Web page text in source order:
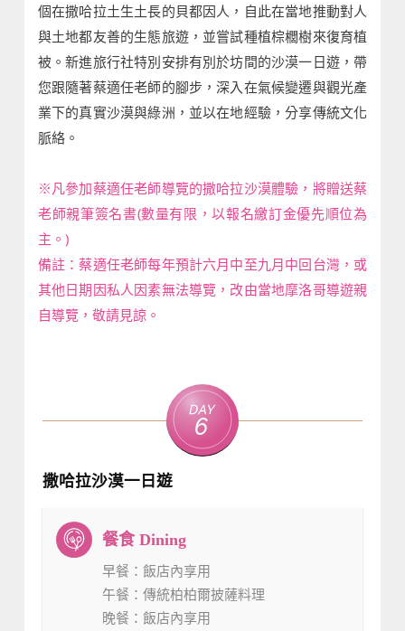
個在撒哈拉土生土長的貝都因人，自此在當地推動對人
與土地都友善的生態旅遊，並嘗試種植棕櫚樹來復育植
被。新進旅行社特別安排有別於坊間的沙漠一日遊，帶
您跟隨著蔡適任老師的腳步，深入在氣候變遷與觀光產
業下的真實沙漠與綠洲，並以在地經驗，分享傳統文化
脈絡。
※凡參加蔡適任老師導覽的撒哈拉沙漠體驗，將贈送蔡
老師親筆簽名書(數量有限，以報名繳訂金優先順位為
主。)
備註：蔡適任老師每年預計六月中至九月中回台灣，或
其他日期因私人因素無法導覽，改由當地摩洛哥導遊親
自導覽，敬請見諒。
Day
6
撒哈拉沙漠一日遊
早餐 ：飯店內享用
午餐 ：傳統柏柏爾披薩料理
晚餐 ：飯店內享用